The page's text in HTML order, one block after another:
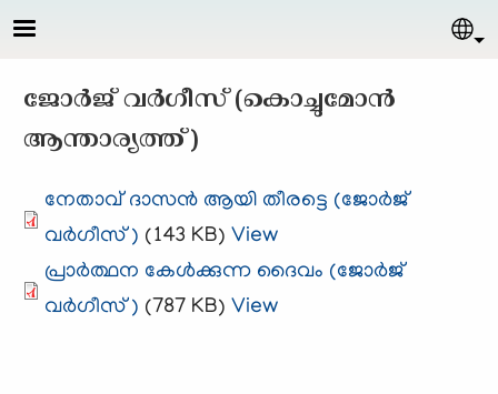
Skip to main content
ജോര്‍ജ് വര്‍ഗീസ്‌ (കൊച്ചുമോന്‍
ആന്താര്യത്ത്)
നേതാവ് ദാസന്‍ ആയി തീരട്ടെ (ജോര്‍ജ്
വര്‍ഗീസ്‌) (143 KB) View
പ്രാര്‍ത്ഥന കേള്‍ക്കുന്ന ദൈവം (ജോര്‍ജ്
വര്‍ഗീസ്) (787 KB) View